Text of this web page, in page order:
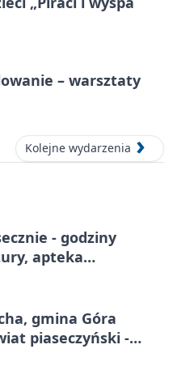
– warsztaty
Kolejne wydarzenia
- godziny
apteka
gmina Góra
piaseczyński -